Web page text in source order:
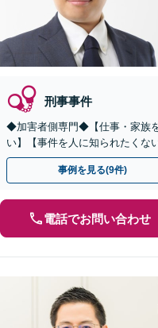
刑事事件
◆加害者側専門◆【仕事・家族
い】【事件を人に知られたくな
事例を見る(9件)
電話でお問い合わせ